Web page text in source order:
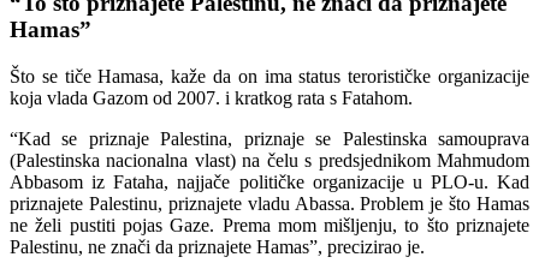
Hamas”
Što se tiče Hamasa, kaže da on ima status terorističke organizacije
koja vlada Gazom od 2007. i kratkog rata s Fatahom.
“Kad se priznaje Palestina, priznaje se Palestinska samouprava
(Palestinska nacionalna vlast) na čelu s predsjednikom Mahmudom
Abbasom iz Fataha, najjače političke organizacije u PLO-u. Kad
priznajete Palestinu, priznajete vladu Abassa. Problem je što Hamas
ne želi pustiti pojas Gaze. Prema mom mišljenju, to što priznajete
Palestinu, ne znači da priznajete Hamas”, precizirao je.